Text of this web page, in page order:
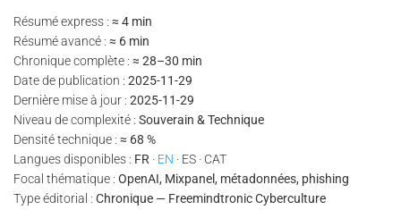
Résumé express : ≈ 4 min
Résumé avancé : ≈ 6 min
Chronique complète : ≈ 28–30 min
Date de publication : 2025-11-29
Dernière mise à jour : 2025-11-29
Niveau de complexité : Souverain & Technique
Densité technique : ≈ 68 %
Langues disponibles : FR · EN · ES · CAT
Focal thématique : OpenAI, Mixpanel, métadonnées, phishing
Type éditorial : Chronique — Freemindtronic Cyberculture